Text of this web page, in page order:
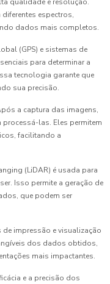
espectros,
dados mais completos.
(GPS) e sistemas de
para determinar a
tecnologia garante que
sua precisão.
a captura das imagens,
las. Eles permitem
facilitando a
(LiDAR) é usada para
Isso permite a geração de
que podem ser
impressão e visualização
dos dados obtidos,
mais impactantes.
e a precisão dos